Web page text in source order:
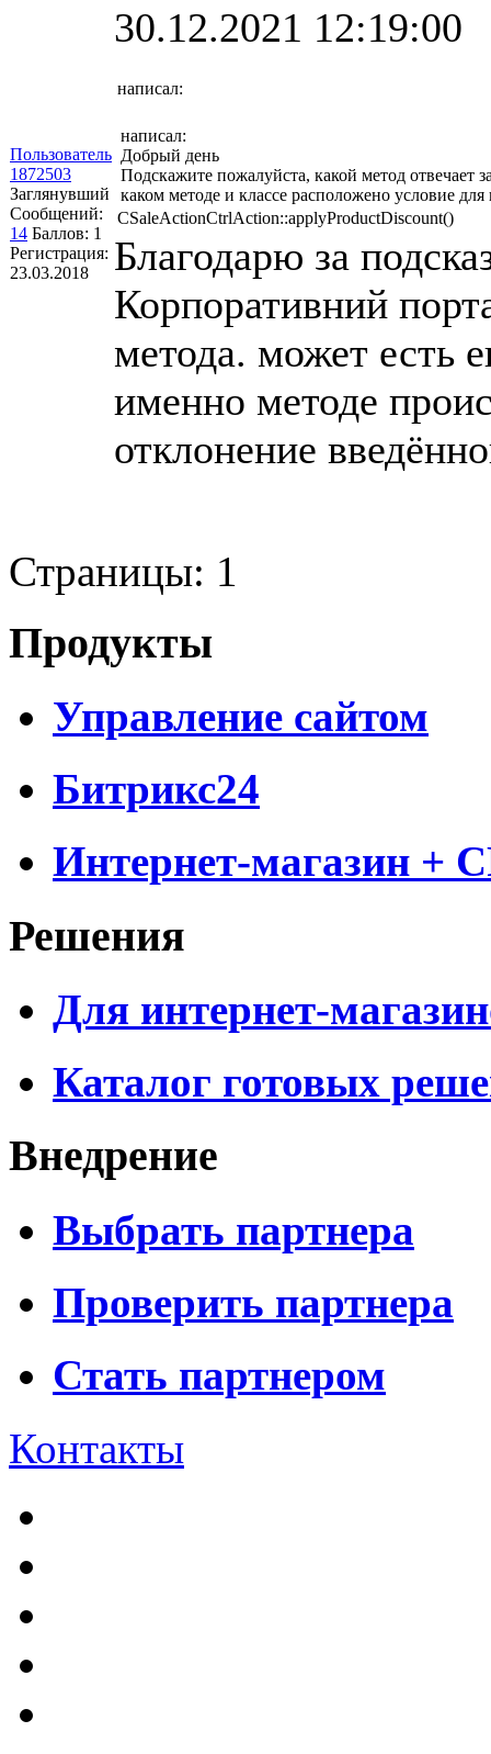
Пользователь
1872503
Заглянувший
Сообщений:
14 Баллов: 1
Регистрация:
23.03.2018
30.12.2021 12:19:00
написал:
написал:
Добрый день
Подскажите пожалуйста, какой метод
каком методе и классе расположено условие
CSaleActionCtrlAction::applyProductDiscount()
Благодарю за
Корпоративний
метода. может есть
именно методе
отклонение
Страницы: 1
Продукты
Управление сайтом
Битрикс24
Интернет-магазин +
Решения
Для интернет-
Каталог готовых
Внедрение
Выбрать партнера
Проверить партнера
Стать партнером
Контакты